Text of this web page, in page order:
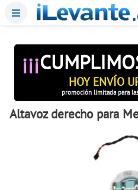
Menu
¡¡¡
HOY ENVÍO
promoción limitada para
Altavoz derecho para